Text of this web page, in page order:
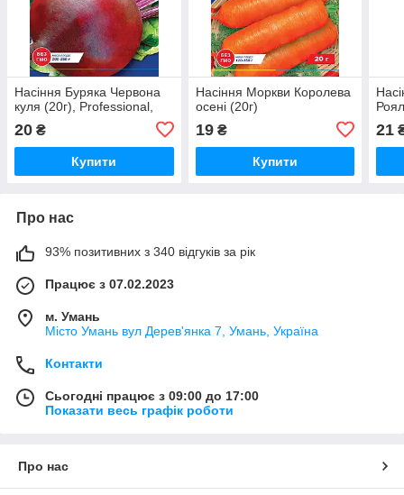
Насіння Буряка Червона
куля (20г), Professional,
20 ₴
Купити
Насіння Моркви Королева
осені (20г)
19₴
Купити
21
Про нас
93% позитивних з 340 відгуків за рік
Працює з 07.02.2023
м. Умань
Місто Умань вул Дерев'янка 7, Умань, Україна
Контакти
Сьогодні працює з 09:00 до 17:00
Показати весь графік роботи
Про нас